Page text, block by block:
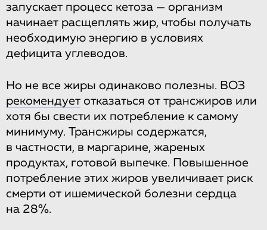
запускает процесс кетоза — организм
начинает расщеплять жир, чтобы получать
необходимую энергию в условиях
дефицита углеводов.
Но не все жиры одинаково полезны. ВОЗ
рекомендует отказаться от трансжиров или
хотя бы свести их потребление к самому
минимуму. Трансжиры содержатся,
в частности, в маргарине, жареных
продуктах, готовой выпечке. Повышенное
потребление этих жиров увеличивает риск
смерти от ишемической болезни сердца
на 28%.